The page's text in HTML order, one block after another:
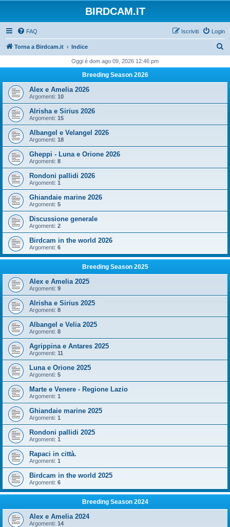
BIRDCAM.IT
FAQ Login
Iscriviti
Torna a Birdcam.it Indice
c
Oggi è dom ago 09, 2026 12:46 pm
Breeding Season 2026
Alex e Amelia 2026
Argomenti: 10
Alrisha e Sirius 2026
Argomenti: 15
Albangel e Velangel 2026
Argomenti: 18
Gheppi - Luna e Orione 2026
Argomenti: 8
Rondoni pallidi 2026
Argomenti: 1
Ghiandaie marine 2026
Argomenti: 5
Discussione generale
Argomenti: 2
Birdcam in the world 2026
Argomenti: 6
Breeding Season 2025
Alex e Amelia 2025
Argomenti: 9
Alrisha e Sirius 2025
Argomenti: 8
Albangel e Velia 2025
Argomenti: 8
Agrippina e Antares 2025
Argomenti: 11
Luna e Orione 2025
Argomenti: 5
Marte e Venere - Regione Lazio
Argomenti: 1
Ghiandaie marine 2025
Argomenti: 1
Rondoni pallidi 2025
Argomenti: 1
Rapaci in città.
Argomenti: 1
Birdcam in the world 2025
Argomenti: 6
Breeding Season 2024
Alex e Amelia 2024
Argomenti: 14